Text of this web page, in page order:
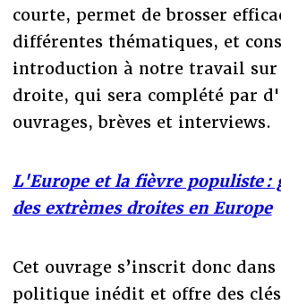
courte, permet de brosser
différentes thématiques, et
introduction à notre travail
droite, qui sera complété par
ouvrages, brèves et interviews.
L'Europe et la fièvre populiste :
des extrèmes droites en Europe
Cet ouvrage s’inscrit donc
politique inédit et offre des